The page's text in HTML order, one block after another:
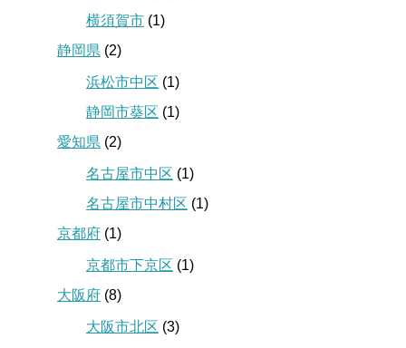
横須賀市 (1)
静岡県 (2)
浜松市中区 (1)
静岡市葵区 (1)
愛知県 (2)
名古屋市中区 (1)
名古屋市中村区 (1)
京都府 (1)
京都市下京区 (1)
大阪府 (8)
大阪市北区 (3)